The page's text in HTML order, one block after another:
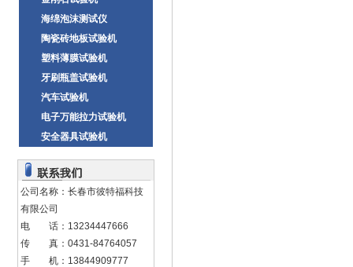
海绵泡沫测试仪
陶瓷砖地板试验机
塑料薄膜试验机
牙刷瓶盖试验机
汽车试验机
电子万能拉力试验机
安全器具试验机
公司名称：长春市彼特福科技
有限公司
电 话：13234447666
传 真：0431-84764057
手 机：13844909777